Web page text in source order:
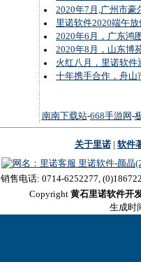
2020年7月,广州市
里诺软件2020端午
2020年6月，广东鸿
2020年8月，山东博
火红八月，里诺软
十年携手合作，舟山
南南下载站-668手游网 -
关于里诺| 软件
里诺软件-颜晶
销售电话: 0714-6252277,
Copyright 黄石里诺软件开
生成时